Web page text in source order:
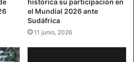
histórica su participación en
el Mundial 2026 ante
Sudáfrica
11 junio, 2026